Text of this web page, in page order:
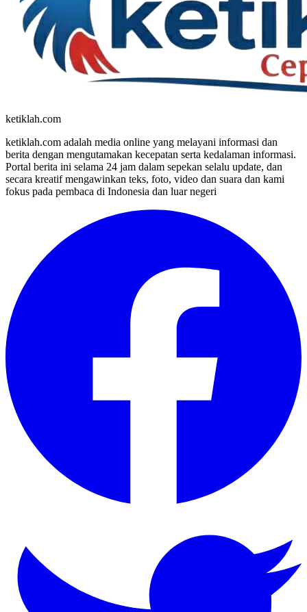
ketiklah.com
ketiklah.com adalah media online yang melayani informasi dan
berita dengan mengutamakan kecepatan serta kedalaman informasi.
Portal berita ini selama 24 jam dalam sepekan selalu update, dan
secara kreatif mengawinkan teks, foto, video dan suara dan kami
fokus pada pembaca di Indonesia dan luar negeri